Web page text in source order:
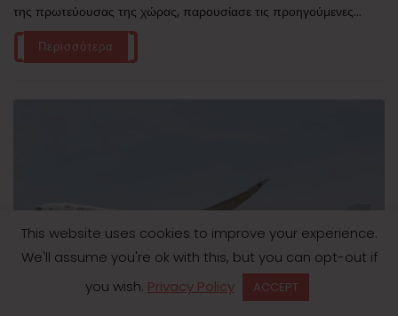
της πρωτεύουσας της χώρας, παρουσίασε τις προηγούμενες...
Περισσότερα
This website uses cookies to improve your experience.
We'll assume you're ok with this, but you can opt-out if
you wish. Privacy Policy ACCEPT